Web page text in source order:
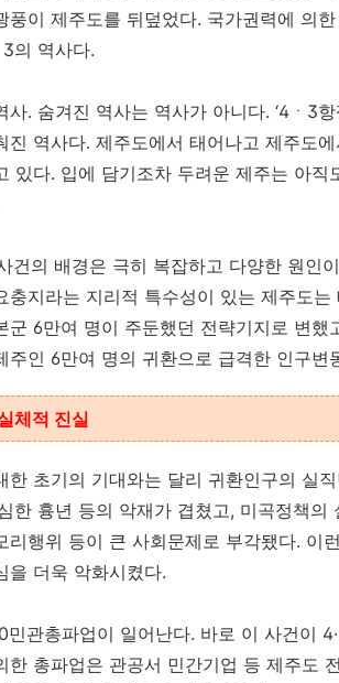
풍이 제주도를 뒤덮었다. 국가권력에 의
의 역사다.
사. 숨겨진 역사는 역사가 아니다. ‘4ㆍ3
진 역사다. 제주도에서 태어나고 제주도
있다. 입에 담기조차 두려운 제주는 아
건의 배경은 극히 복잡하고 다양한 원인
충지라는 지리적 특수성이 있는 제주도
군 6만여 명이 주둔했던 전략기지로 변
주인 6만여 명의 귀환으로 급격한 인구변
체적 진실
한 초기의 기대와는 달리 귀환인구의 실
한 흉년 등의 악재가 겹쳤고, 미곡정책의
리행위 등이 큰 사회문제로 부각됐다. 이
을 더욱 악화시켰다.
민관총파업이 일어난다. 바로 이 사건이
한 총파업은 관공서 민간기업 등 제주도